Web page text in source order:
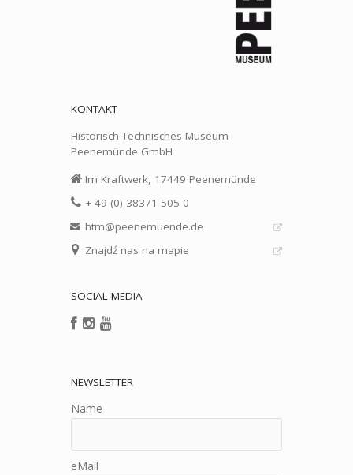
KONTAKT
Historisch-Technisches Museum
Peenemünde GmbH
Im Kraftwerk, 17449 Peenemünde
+ 49 (0) 38371 505 0
htm@peenemuende.de
Znajdź nas na mapie
SOCIAL-MEDIA
NEWSLETTER
Name
eMail